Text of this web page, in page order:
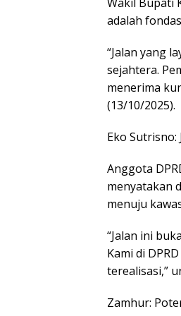
p k
adalah
“Jalan yang
sejahtera.
menerima
(13/10/2025).
Eko
Anggota
menyatakan
menuju
“Jalan ini
Kami di
terealisasi,”
Zamhur: